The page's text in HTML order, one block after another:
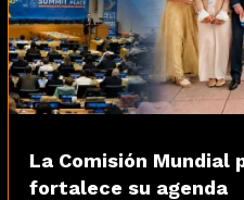
La Comisión Mundial
fortalece su agenda